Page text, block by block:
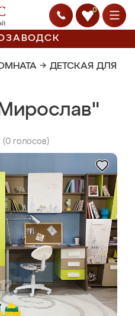
0
→ ДЕТСКАЯ ДЛЯ
(0 голосов)